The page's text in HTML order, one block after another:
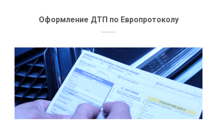
Оформление ДТП по Европротоколу